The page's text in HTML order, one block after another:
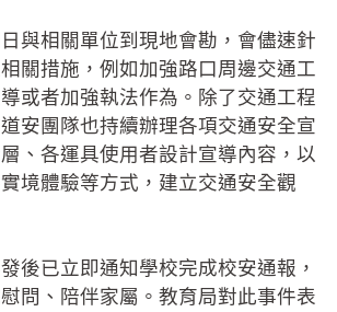
與相關單位到現地會勘，會儘速針
關措施，例如加強路口周邊交通工
或者加強執法作為。除了交通工程
安團隊也持續辦理各項交通安全宣
、各運具使用者設計宣導內容，以
境體驗等方式，建立交通安全觀
後已立即通知學校完成校安通報，
問、陪伴家屬。教育局對此事件表